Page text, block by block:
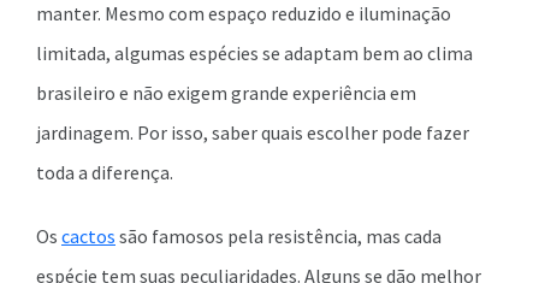
manter. Mesmo com espaço reduzido e iluminação
limitada, algumas espécies se adaptam bem ao clima
brasileiro e não exigem grande experiência em
jardinagem. Por isso, saber quais escolher pode fazer
toda a diferença.
Os cactos são famosos pela resistência, mas cada
espécie tem suas peculiaridades. Alguns se dão melhor